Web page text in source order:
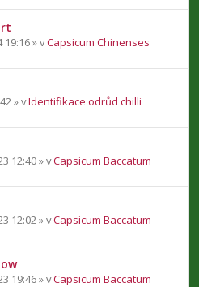
19:16 » vCapsicum Chinenses
» vIdentifikace odrůd chilli
12:40 » vCapsicum Baccatum
12:02 » vCapsicum Baccatum
19:46 » vCapsicum Baccatum